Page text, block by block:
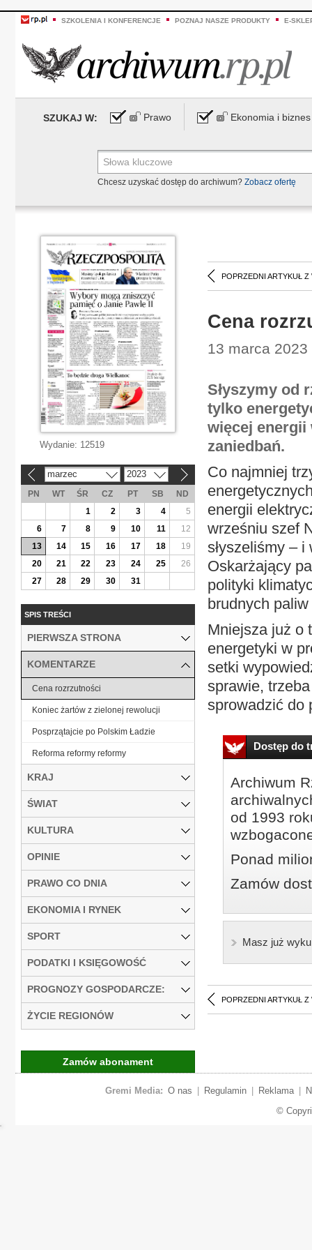
SZKOLENIA I KONFERENCJE POZNAJ NASZE PRODUKTY E-
SZUKAJ W: Prawo Ekonomia i biznes
Chcesz uzyskać dostęp do archiwum? Zobacz ofertę
POPRZEDNI ARTYKUŁ Z
Cena
13 marca
Słyszymy od
tylko
więcej energii
zaniedbań.
Co najmniej
energii
wrześniu szef
słyszeliśmy –
Oskarżający
polityki
brudnych
Mniejsza już o
energetyki w
setki
sprawie,
sprowadzić do
Dostęp do
Archiwum
od 1993
Ponad
Zamów
Masz już
POPRZEDNI ARTYKUŁ Z
Wydanie: 12519
marzec 2023
PN WT ŚR CZ PT SB
ND
1
2 3 4
5
6
7 8 9 10 11
12
13
14 15 16 17 18
19
20
21 22 23 24 25
26
27
28 29 30 31
SPIS TREŚCI
PIERWSZA STRONA
KOMENTARZE
Cena rozrzutności
Koniec żartów z zielonej rewolucji
Posprzątajcie po Polskim Ładzie
Reforma reformy reformy
KRAJ
ŚWIAT
KULTURA
OPINIE
PRAWO CO DNIA
EKONOMIA I RYNEK
SPORT
PODATKI I KSIĘGOWOŚĆ
PROGNOZY GOSPODARCZE:
ŻYCIE REGIONÓW
Zamów abonament
Gremi Media: O nas Regulamin Reklama
©